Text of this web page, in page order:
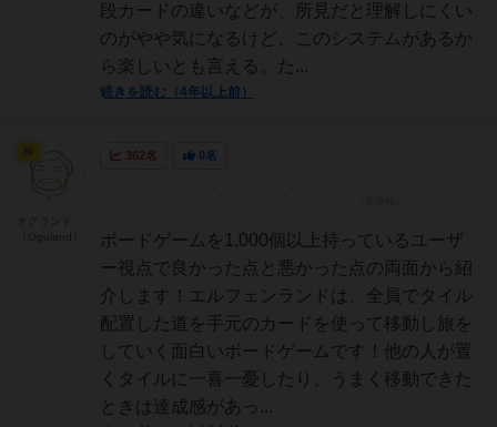
段カードの違いなどが、所見だと理解しにくい
のがやや気になるけど、このシステムがあるか
ら楽しいとも言える。た...
続きを読む（4年以上前）
362名 0名
ボードゲームを1,000個以上持っているユーザ
ー視点で良かった点と悪かった点の両面から紹
介します！エルフェンランドは、全員でタイル
配置した道を手元のカードを使って移動し旅を
していく面白いボードゲームです！他の人が置
くタイルに一喜一憂したり、うまく移動できた
ときは達成感があっ...